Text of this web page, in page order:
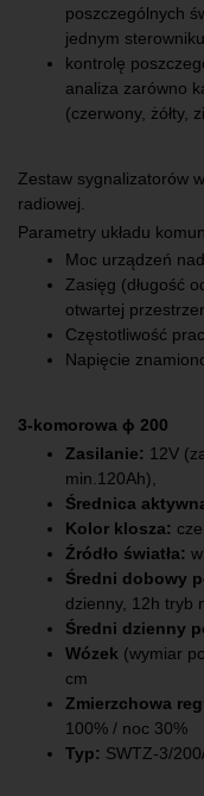
poszczególnych
jednym
kontrolę
analiza zarówno
(czerwony, żółty,
Zestaw sygnalizatorów
radiowej.
Parametry układu
Moc urządzeń
Zasięg (długość
otwartej
Częstotliwość
Napięcie
3-komorowa ϕ 200
Zasilanie: 12V
min.120Ah),
Średnica
Kolor klosza:
Źródło światła:
Średni dobowy
dzienny, 12h tryb
Średni dzienny
Wózek (wymiar
cm
Zmierzchowa
100% / noc 30%
Typ: SWTZ-3/